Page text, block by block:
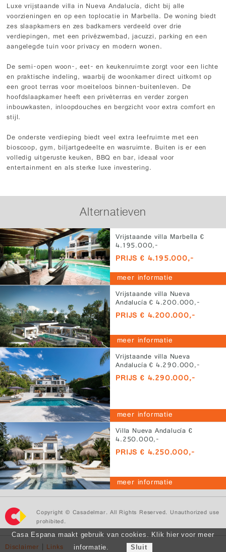
Luxe vrijstaande villa in Nueva Andalucía, dicht bij alle
voorzieningen en op een toplocatie in Marbella. De woning biedt
zes slaapkamers en zes badkamers verdeeld over drie
verdiepingen, met een privézwembad, jacuzzi, parking en een
aangelegde tuin voor privacy en modern wonen.
De semi-open woon-, eet- en keukenruimte zorgt voor een lichte
en praktische indeling, waarbij de woonkamer direct uitkomt op
een groot terras voor moeiteloos binnen-buitenleven. De
hoofdslaapkamer heeft een privéterras en verder zorgen
inbouwkasten, inloopdouches en bergzicht voor extra comfort en
stijl.
De onderste verdieping biedt veel extra leefruimte met een
bioscoop, gym, biljartgedeelte en wasruimte. Buiten is er een
volledig uitgeruste keuken, BBQ en bar, ideaal voor
entertainment en als sterke luxe investering.
Alternatieven
Vrijstaande villa Marbella €
4.195.000,-
PRIJS € 4.195.000,-
meer informatie
Vrijstaande villa Nueva
Andalucía € 4.200.000,-
PRIJS € 4.200.000,-
meer informatie
Vrijstaande villa Nueva
Andalucía € 4.290.000,-
PRIJS € 4.290.000,-
meer informatie
Villa Nueva Andalucía €
4.250.000,-
PRIJS € 4.250.000,-
meer informatie
Copyright © Casadelmar. All Rights Reserved. Unauthorized use
prohibited.
Disclaimer | Links
Casa Espana maakt gebruik van cookies. Klik hier voor meer
informatie.
Sluit